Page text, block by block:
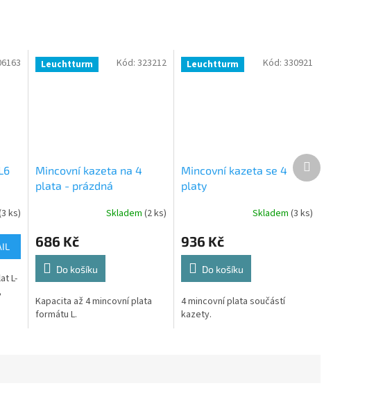
ks)
L-
Leuchtturm
Mincovní kazeta na 4
plata - prázdná
Skladem(2 ks)
686 Kč
Do košíku
Kapacita až 4 mincovní plata
formátu L.
Kód:323212 Leuchtturm
Mincovní kazeta se 4
platy
Skladem (3 ks)
936 Kč
Do košíku
4 mincovní plata součástí
kazety.
Kód: 330921
Další
produkt